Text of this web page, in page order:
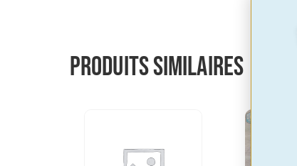
Produits similaires